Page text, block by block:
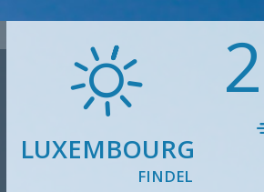
LUXEMBOURG
FINDEL